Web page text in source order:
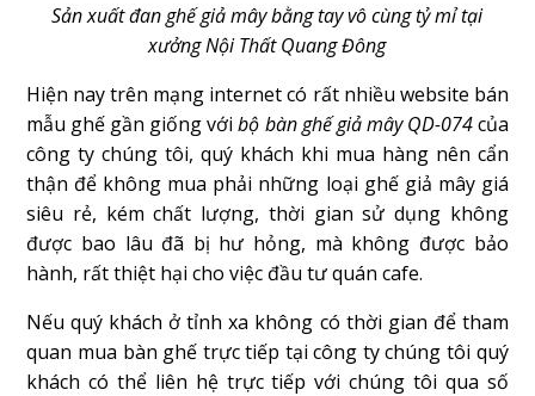
Sản xuất đan ghế giả mây bằng tay vô cùng tỷ mỉ tại
xưởng Nội Thất Quang Đông
Hiện nay trên mạng internet có rất nhiều website bán
mẫu ghế gần giống vớibộ bàn ghế giả mây QD-074của
công ty chúng tôi, quý khách khi mua hàng nên cẩn
thận để không mua phải những loại ghế giả mây giá
siêu rẻ, kém chất lượng, thời gian sử dụng không
được bao lâu đã bị hư hỏng, mà không được bảo
hành, rất thiệt hại cho việc đầu tư quán cafe.
Nếu quý khách ở tỉnh xa không có thời gian để tham
quan mua bàn ghế trực tiếp tại công ty chúng tôi quý
khách có thể liên hệ trực tiếp với chúng tôi qua số